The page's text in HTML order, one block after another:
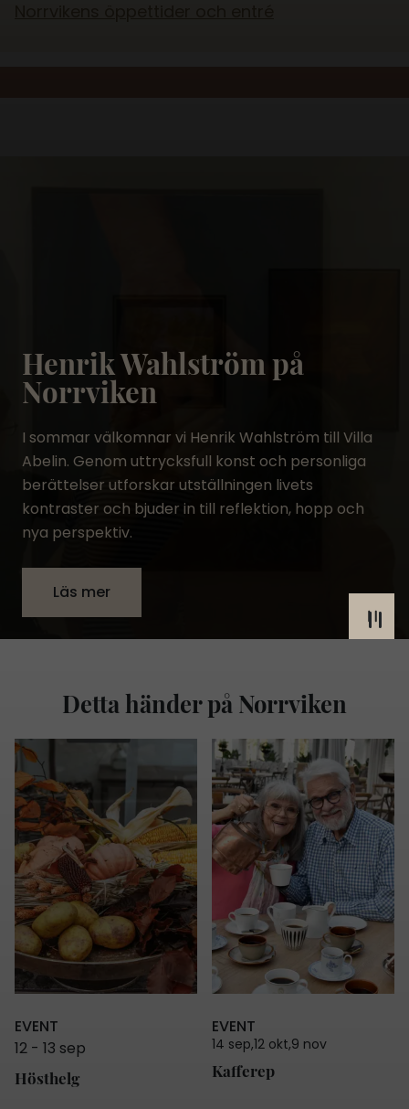
Henrik Wahlström på
Norrviken
I sommar välkomnar vi Henrik Wahlström till Villa
Abelin. Genom uttrycksfull konst och personliga
berättelser utforskar utställningen livets
kontraster och bjuder in till reflektion, hopp och
nya perspektiv.
Läs mer
Detta händer på Norrviken
EVENT
12- 13 sep
Hösthelg
EVENT
14 sep12 okt 9 nov
Kafferep